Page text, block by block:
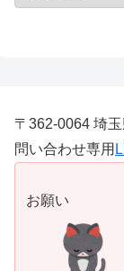
〒362-0064 埼
問い合わせ専用
お願い